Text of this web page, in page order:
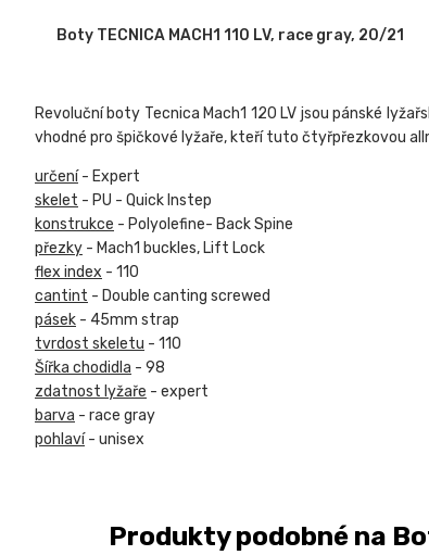
Boty TECNICA MACH1 110 LV, race gray, 20/21
Revoluční boty Tecnica Mach1 120 LV jsou pánské
vhodné pro špičkové lyžaře, kteří tuto čtyřpřezkovou
určení- Expert
skelet - PU - Quick Instep
konstrukce - Polyolefine- Back Spine
přezky - Mach1 buckles, Lift Lock
flex index - 110
cantint - Double canting screwed
pásek - 45mm strap
tvrdost skeletu - 110
Šířka chodidla - 98
zdatnost lyžaře - expert
barva - race gray
pohlaví- unisex
Produkty podobné na